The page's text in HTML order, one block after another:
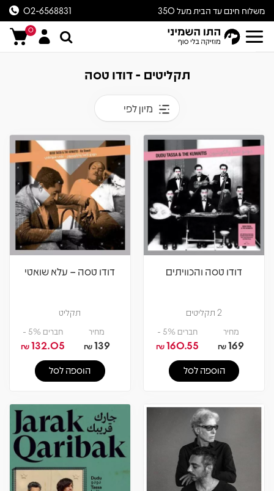
משלוח חינם עד הבית מעל 350
ש״ח
02-6568831
0
תקליטים - דודו טסה
מיון לפי
דודו טסה והכוויתים
2 תקליטים
מחיר
169
₪
חברים 5% -
160.55
₪
הוספה לסל
דודו טסה – עלא שואטי
תקליט
מחיר
139
₪
חברים 5% -
132.05
₪
הוספה לסל